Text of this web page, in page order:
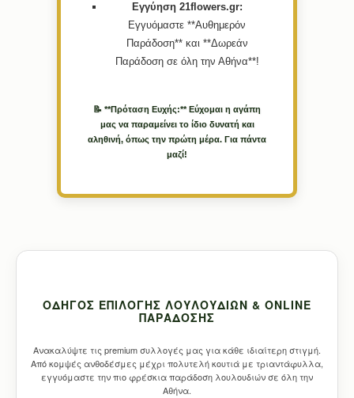
Εγγύηση 21flowers.gr:
Εγγυόμαστε **Αυθημερόν
Παράδοση** και **Δωρεάν
Παράδοση σε όλη την Αθήνα**!
📝 **Πρόταση Ευχής:** Εύχομαι η αγάπη
μας να παραμείνει το ίδιο δυνατή και
αληθινή, όπως την πρώτη μέρα. Για πάντα
μαζί!
ΟΔΗΓΌΣ ΕΠΙΛΟΓΉΣ ΛΟΥΛΟΥΔΙΏΝ & ONLINE
ΠΑΡΆΔΟΣΗΣ
Ανακαλύψτε τις premium συλλογές μας για κάθε ιδιαίτερη στιγμή.
Από κομψές ανθοδέσμες μέχρι πολυτελή κουτιά με τριαντάφυλλα,
εγγυόμαστε την πιο φρέσκια παράδοση λουλουδιών σε όλη την
Αθήνα.